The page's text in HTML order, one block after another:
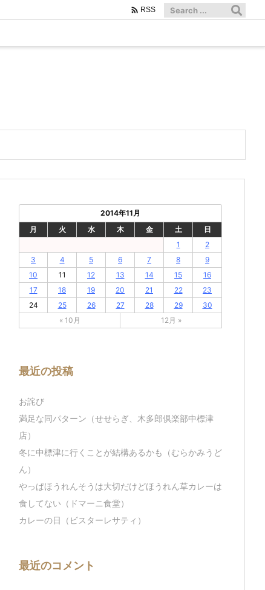
 RSS
2014年11月
月
火 水 木 金 土
日
1
2
3
4 5 6 7 8
9
10
11 12 13 14 15
16
17
18 19 20 21 22
23
24
25 26 27 28 29
30
« 10月
12月 »
最近の投稿
お詫び
満足な同パターン（せせらぎ、木多郎倶楽部中標津
店）
冬に中標津に行くことが結構あるかも（むらかみうど
ん）
やっぱほうれんそうは大切だけどほうれん草カレーは
食してない（ドマーニ食堂）
カレーの日（ビスターレサティ）
最近のコメント